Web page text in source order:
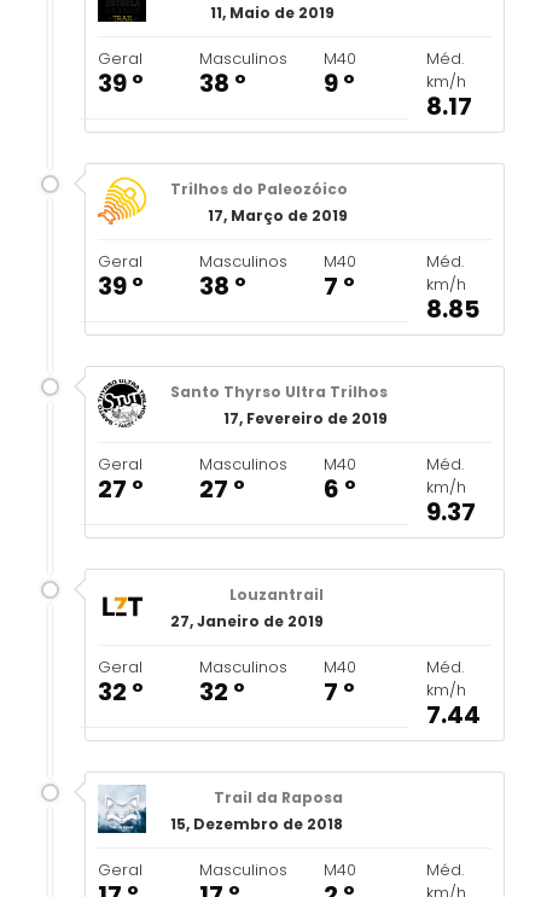
11, Maio de 2019
Geral
39 º
Masculinos
38 º
M40
9 º
Méd.
km/h
8.17
Trilhos do Paleozóico
17, Março de 2019
Geral
39 º
Masculinos
38 º
M40
7 º
Méd.
km/h
8.85
Santo Thyrso Ultra Trilhos
17, Fevereiro de 2019
Geral
27 º
Masculinos
27 º
M40
6 º
Méd.
km/h
9.37
Louzantrail
27, Janeiro de 2019
Geral
32 º
Masculinos
32 º
M40
7 º
Méd.
km/h
7.44
Trail da Raposa
15, Dezembro de 2018
Geral Masculinos M40
Méd.
km/h